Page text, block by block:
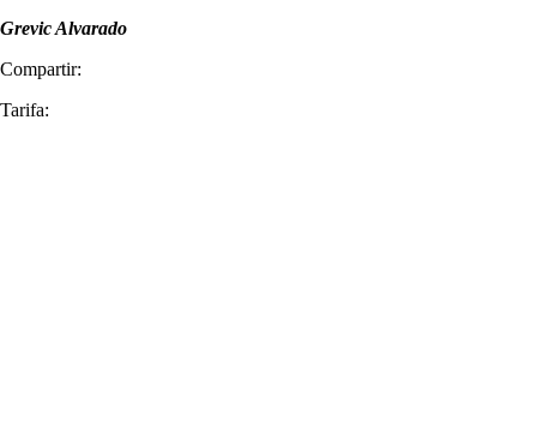
Grevic Alvarado
Compartir:
Tarifa: